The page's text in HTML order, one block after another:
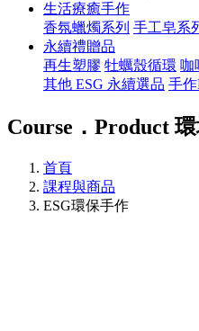
生活療癒手作
香氛蠟燭系列 手工皂系
永續禮贈品
再生塑膠 牡蠣殼循環 咖
其他 ESG 永續選品 手
Course．Product
首頁
課程與商品
ESG環保手作